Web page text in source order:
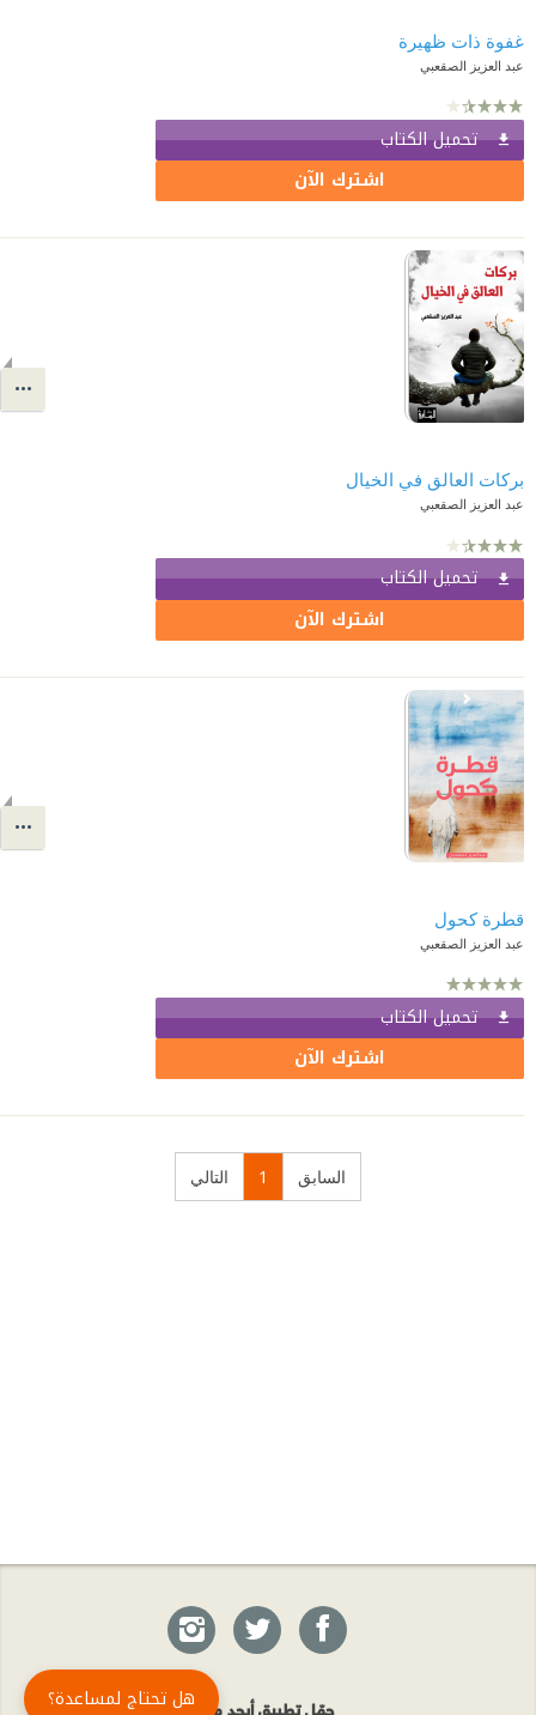
غفوة ذات ظهيرة
عبد العزيز الصقعبي
تحميل الكتاب
اشترك الآن
بركات العالق في الخيال
عبد العزيز الصقعبي
تحميل الكتاب
اشترك الآن
قطرة كحول
عبد العزيز الصقعبي
تحميل الكتاب
اشترك الآن
السابق 1 التالي
حمّل تطبيق أبجد مجاناًهل تحتاج لمساعدة؟